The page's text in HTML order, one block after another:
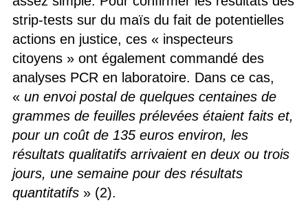
strip-tests sur du maïs du fait de potentielles
actions en justice, ces « inspecteurs
citoyens » ont également commandé des
analyses PCR en laboratoire. Dans ce cas,
« un envoi postal de quelques centaines de
grammes de feuilles prélevées étaient faits et,
pour un coût de 135 euros environ, les
résultats qualitatifs arrivaient en deux ou trois
jours, une semaine pour des résultats
quantitatifs» (2).